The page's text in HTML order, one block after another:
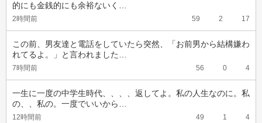
的にも金銭的にも余裕ないく…
2時間前 59 2 17
この前、男友達と電話をしていたら突然、「お前男から結構嫌わ
れてるよ。」と言われました…
7時間前 56 0 4
一生に一度の中学生時代、、、、返してよ。私の人生なのに。私
の、、私の。一度でいいから…
12時間前 49 1 4